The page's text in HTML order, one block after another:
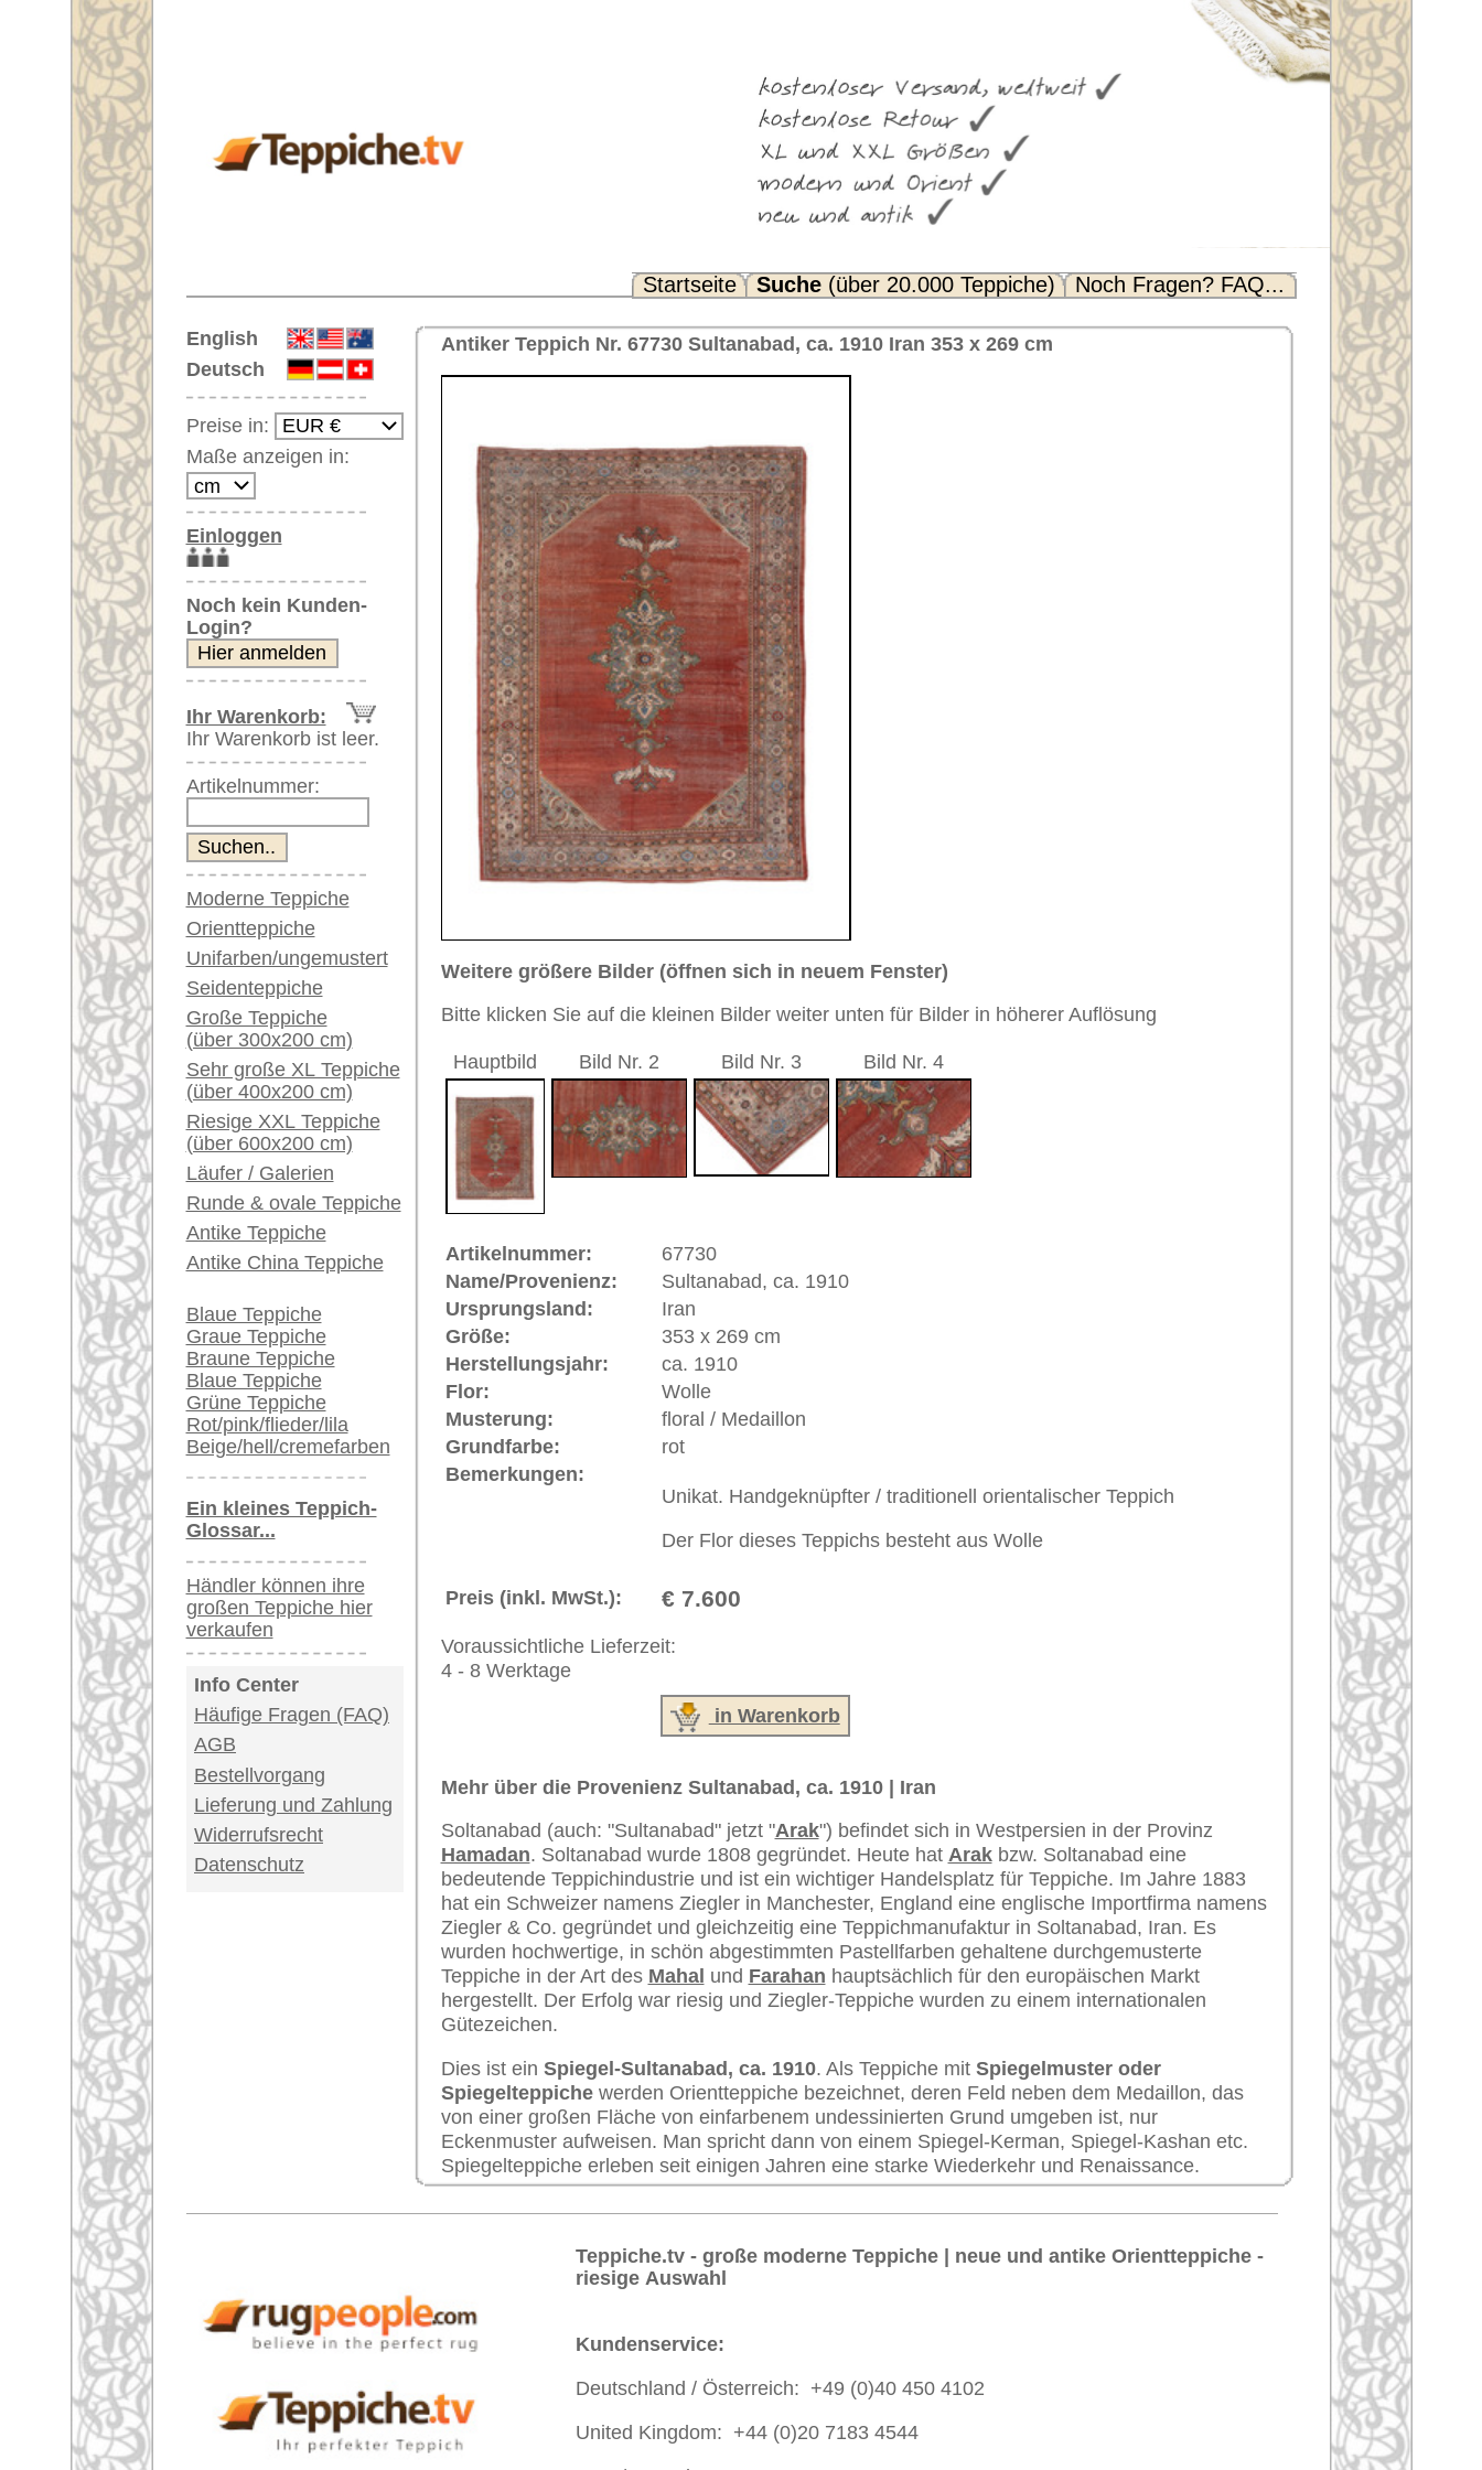
Noch Fragen? FAQ...
English
Deutsch
Preise in:
Maße anzeigen in:
Einloggen
Noch kein Kunden-
Login?
Ihr Warenkorb:
Ihr Warenkorb ist leer.
Artikelnummer:
Moderne Teppiche
Orientteppiche
Unifarben/ungemustert
Seidenteppiche
Große Teppiche
(über 300x200 cm)
Sehr große XL Teppiche
(über 400x200 cm)
Riesige XXL Teppiche
(über 600x200 cm)
Läufer / Galerien
Runde & ovale Teppiche
Antike Teppiche
Antike China Teppiche
Blaue Teppiche
Graue Teppiche
Braune Teppiche
Blaue Teppiche
Grüne Teppiche
Rot/pink/flieder/lila
Beige/hell/cremefarben
Ein kleines Teppich-
Glossar...
Händler können ihre
großen Teppiche hier
verkaufen
Info Center
Häufige Fragen (FAQ)
AGB
Bestellvorgang
Lieferung und Zahlung
Widerrufsrecht
Datenschutz
Weitere größere Bilder (öffnen sich in neuem Fenster)
Bitte klicken Sie auf die kleinen Bilder weiter unten für Bilder in höherer Auflösung
Hauptbild Bild Nr. 3 Bild Nr. 4
Sultanabad, ca. 1910
Ursprungsland:
Größe:
Herstellungsjahr:
Flor:
Grundfarbe: rot
Bemerkungen:
Preis (inkl. MwSt.): € 7.600
Voraussichtliche Lieferzeit:
4 - 8 Werktage
in Warenkorb
Mehr über die Provenienz Sultanabad, ca. 1910 | Iran
Hamadan
bedeutende Teppichindustrie und ist ein wichtiger Handelsplatz für Teppiche. Im Jahre 1883
hat ein Schweizer namens Ziegler in Manchester, England eine englische Importfirma namens
Ziegler & Co. gegründet und gleichzeitig eine Teppichmanufaktur in Soltanabad, Iran. Es
wurden hochwertige, in schön abgestimmten Pastellfarben gehaltene durchgemusterte
Teppiche in der Art des
Mahalund Farahanhauptsächlich für den europäischen Markt
hergestellt. Der Erfolg war riesig und Ziegler-Teppiche wurden zu einem internationalen
Gütezeichen.
Dies ist ein
. Als Teppiche mit
Spiegelteppiche werden Orientteppiche bezeichnet, deren Feld neben dem Medaillon, das
von einer großen Fläche von einfarbenem undessinierten Grund umgeben ist, nur
Eckenmuster aufweisen. Man spricht dann von einem Spiegel-Kerman, Spiegel-Kashan etc.
Spiegelteppiche erleben seit einigen Jahren eine starke Wiederkehr und Renaissance.
Teppiche.tv - große moderne Teppiche | neue und antike Orientteppiche -
Deutschland / Österreich: +49 (0)40 450 4102
USA / Canada: +1 646-688-1335
Impressum Kontakt|Geschäftsbedingungen